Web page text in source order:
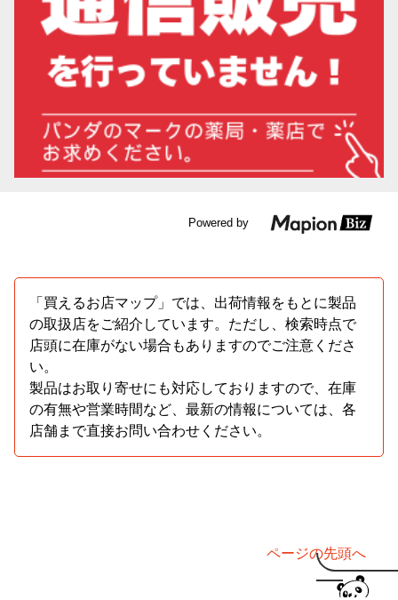
Powered by
「買えるお店マップ」では、出荷情報をもとに製品
の取扱店をご紹介しています。ただし、検索時点で
店頭に在庫がない場合もありますのでご注意くださ
い。
製品はお取り寄せにも対応しておりますので、在庫
の有無や営業時間など、最新の情報については、各
店舗まで直接お問い合わせください。
ページの先頭へ